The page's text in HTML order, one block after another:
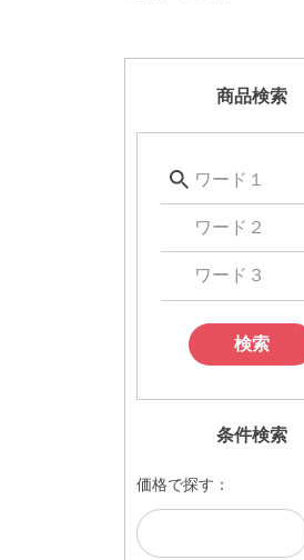
商品検索
検索
条件検索
価格で探す：